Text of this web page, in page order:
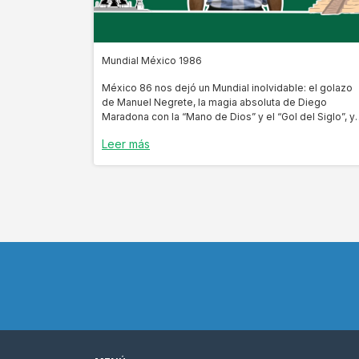
Mundial México 1986
México 86 nos dejó un Mundial inolvidable: el golazo
de Manuel Negrete, la magia absoluta de Diego
Maradona con la “Mano de Dios” y el “Gol del Siglo”, y
Un torneo lleno de historia, emociones y momentos
Leer más